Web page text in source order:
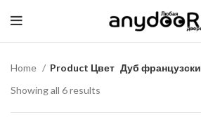
Home Product Цвет Дуб
Showing all 6 results